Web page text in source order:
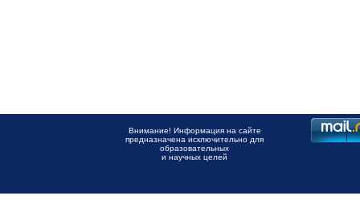
Внимание! Информация на сайте
предназначена исключительно для
образовательных
и научных целей